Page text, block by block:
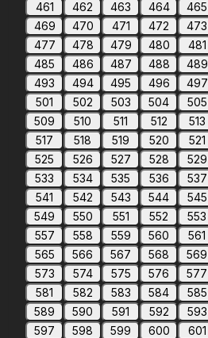
461 462 463 464 465
469
470 471 472 473
477
478 479 480 481
485
486 487 488 489
493
494 495 496 497
501
502 503 504 505
509
510 511 512 513
517
518 519 520 521
525
526 527 528 529
533
534 535 536 537
541
542 543 544 545
549
550 551 552 553
557
558 559 560 561
565
566 567 568 569
573
574 575 576 577
581
582 583 584 585
589
590 591 592 593
597
598 599 600 601